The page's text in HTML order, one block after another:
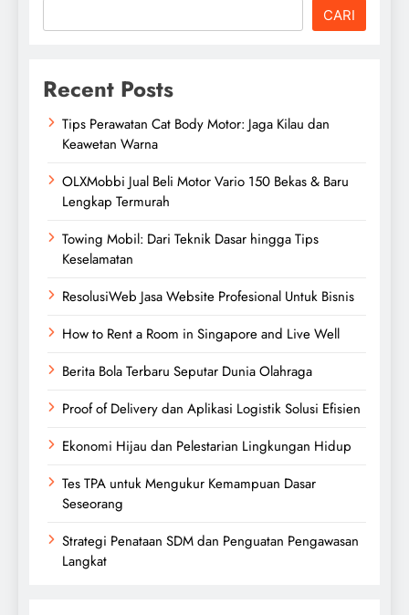
CARI
Recent Posts
Tips Perawatan Cat Body Motor: Jaga Kilau dan
Keawetan Warna
OLXMobbi Jual Beli Motor Vario 150 Bekas & Baru
Lengkap Termurah
Towing Mobil: Dari Teknik Dasar hingga Tips
Keselamatan
ResolusiWeb Jasa Website Profesional Untuk Bisnis
How to Rent a Room in Singapore and Live Well
Berita Bola Terbaru Seputar Dunia Olahraga
Proof of Delivery dan Aplikasi Logistik Solusi Efisien
Ekonomi Hijau dan Pelestarian Lingkungan Hidup
Tes TPA untuk Mengukur Kemampuan Dasar
Seseorang
Strategi Penataan SDM dan Penguatan Pengawasan
Langkat